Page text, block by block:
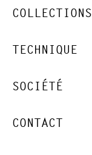
COLLECTIONS
TECHNIQUE
SOCIÉTÉ
CONTACT